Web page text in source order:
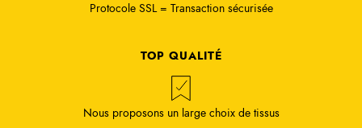
Protocole SSL = Transaction sécurisée
TOP QUALITÉ
Nous proposons un large choix de tissus